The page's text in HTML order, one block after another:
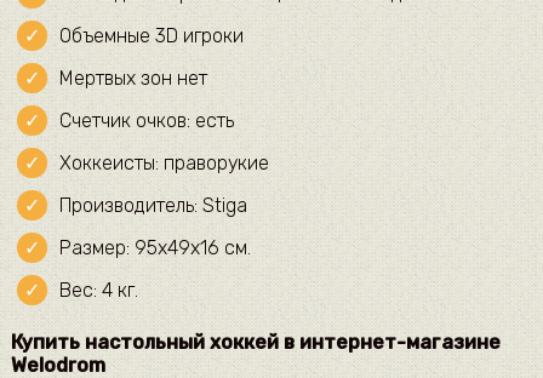
Объемные 3D игроки
Мертвых зон нет
Счетчик очков: есть
Хоккеисты: праворукие
Производитель: Stiga
Размер: 95х49х16 см.
Вес: 4 кг.
Купить настольный хоккей в интернет-магазине
Welodrom